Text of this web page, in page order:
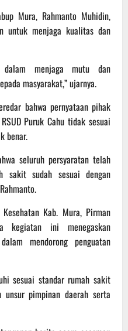
Mura, Rahmanto Muhidin,
untuk menjaga kualitas dan
menjaga mutu dan
masyarakat,” ujarnya.
bahwa pernyataan pihak
Puruk Cahu tidak sesuai
benar.
seluruh persyaratan telah
sakit sudah sesuai dengan
Kab. Mura, Pirman
kegiatan ini menegaskan
mendorong penguatan
sesuai standar rumah sakit
pimpinan daerah serta